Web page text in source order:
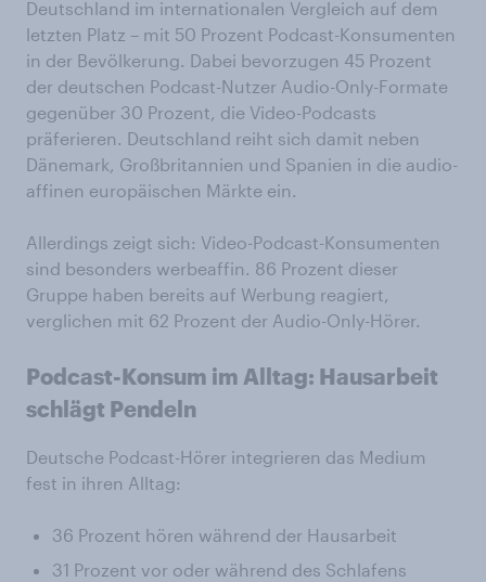
Deutschland im internationalen Vergleich auf dem
letzten Platz – mit 50 Prozent Podcast-Konsumenten
in der Bevölkerung. Dabei bevorzugen 45 Prozent
der deutschen Podcast-Nutzer Audio-Only-Formate
gegenüber 30 Prozent, die Video-Podcasts
präferieren. Deutschland reiht sich damit neben
Dänemark, Großbritannien und Spanien in die audio-
affinen europäischen Märkte ein.
Allerdings zeigt sich: Video-Podcast-Konsumenten
sind besonders werbeaffin. 86 Prozent dieser
Gruppe haben bereits auf Werbung reagiert,
verglichen mit 62 Prozent der Audio-Only-Hörer.
Podcast-Konsum im Alltag: Hausarbeit
schlägt Pendeln
Deutsche Podcast-Hörer integrieren das Medium
fest in ihren Alltag:
36 Prozent hören während der Hausarbeit
31 Prozent vor oder während des Schlafens